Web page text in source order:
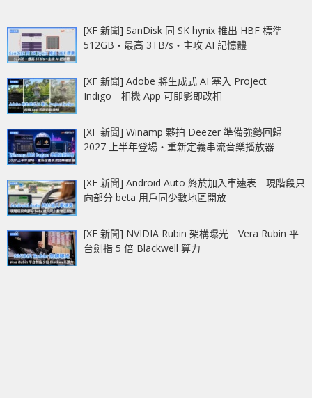
[XF 新聞] SanDisk 同 SK hynix 推出 HBF 標準
512GB‧最高 3TB/s‧主攻 AI 記憶體
[XF 新聞] Adobe 將生成式 AI 塞入 Project
Indigo 相機 App 可即影即改相
[XF 新聞] Winamp 夥拍 Deezer 準備強勢回歸
2027 上半年登場‧重新定義串流音樂播放器
[XF 新聞] Android Auto 終於加入車速表 現階段只
向部分 beta 用戶同少數地區開放
[XF 新聞] NVIDIA Rubin 架構曝光 Vera Rubin 平
台劍指 5 倍 Blackwell 算力